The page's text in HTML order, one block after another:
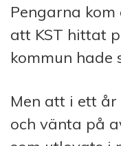
Pengarna
att KST hittat
kommun hade
Men att i ett
och vänta på